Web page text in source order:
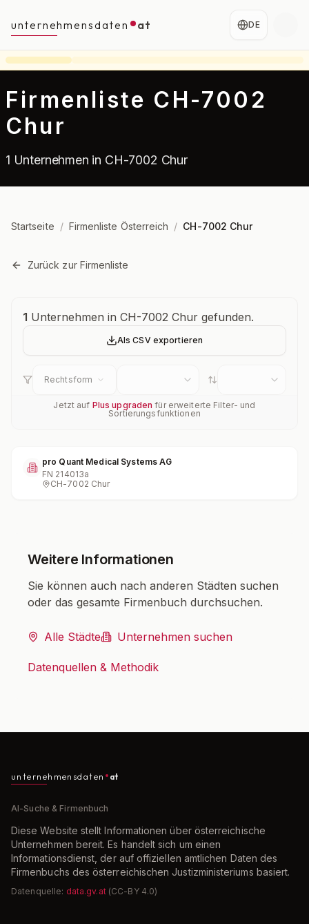
unternehmensdaten at DE
Firmenliste CH-7002
Chur
1 Unternehmen in CH-7002 Chur
Startseite / Firmenliste Österreich / CH-7002 Chur
Zurück zur Firmenliste
Unternehmensübersicht
1 Unternehmen in CH-7002 Chur gefunden.
Als CSV exportieren
Rechtsform
Jetzt auf Plus upgraden für erweiterte Filter- und
Sortierungsfunktionen
pro Quant Medical Systems AG
FN 214013a
CH-7002 Chur
Weitere Informationen
Sie können auch nach anderen Städten suchen
oder das gesamte Firmenbuch durchsuchen.
Alle Städte Unternehmen suchen
Datenquellen & Methodik
unternehmensdaten at
AI-Suche & Firmenbuch
Diese Website stellt Informationen über österreichische
Unternehmen bereit. Es handelt sich um einen
Informationsdienst, der auf offiziellen amtlichen Daten des
Firmenbuchs des österreichischen Justizministeriums basiert.
Datenquelle: data.gv.at (CC-BY 4.0)